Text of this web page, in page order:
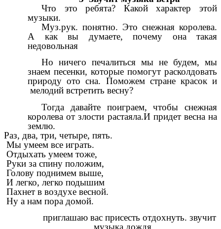
Что это ребята? Какой характер этой
музыки.
Муз.рук. понятно. Это снежная королева.
А как вы думаете, почему она такая
недовольная
Но ничего печалиться мы не будем, мы
знаем песенки, которые помогут расколдовать
природу ото сна. Поможем стране красок и
мелодий встретить весну?
Тогда давайте поиграем, чтобы снежная
королева от злости растаяла.И придет весна на
землю.
Раз, два, три, четыре, пять.
Мы умеем все играть.
Отдыхать умеем тоже,
Руки за спину положим,
Голову поднимем выше,
И легко, легко подышим
Пахнет в воздухе весной.
Ну а нам пора домой.
приглашаю вас присесть отдохнуть. звучит